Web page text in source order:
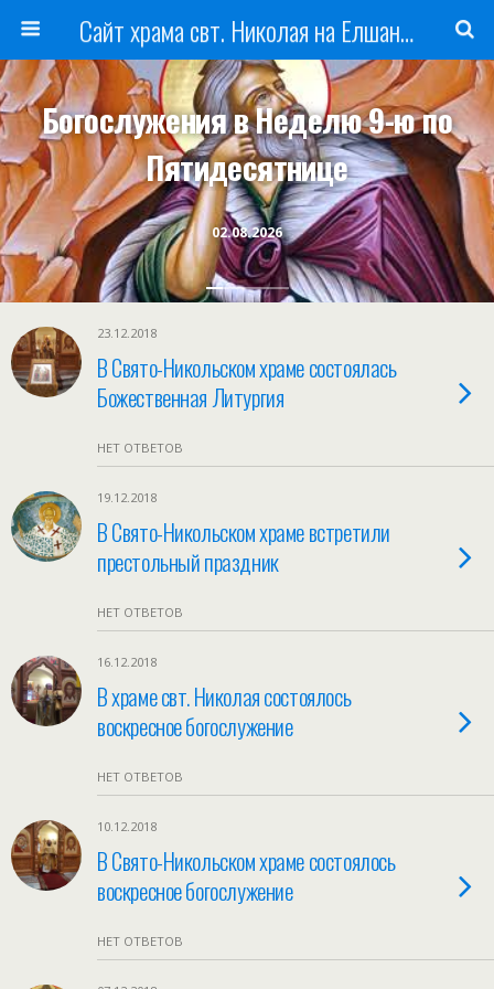
Сайт храма свт. Николая на Елшанском кладбище г. Саратова
02.08.2026
Богослужения в Неделю 9-ю по
Пятидесятнице
23.12.2018
В Свято-Никольском храме состоялась
Божественная Литургия
НЕТ ОТВЕТОВ
19.12.2018
В Свято-Никольском храме встретили
престольный праздник
НЕТ ОТВЕТОВ
16.12.2018
В храме свт. Николая состоялось
воскресное богослужение
НЕТ ОТВЕТОВ
10.12.2018
В Свято-Никольском храме состоялось
воскресное богослужение
НЕТ ОТВЕТОВ